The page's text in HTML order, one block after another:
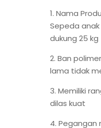
1. Nama
Sepeda
dukung 25 kg
2. Ban
lama tidak
3. Memiliki
dilas kuat
4. Pegangan